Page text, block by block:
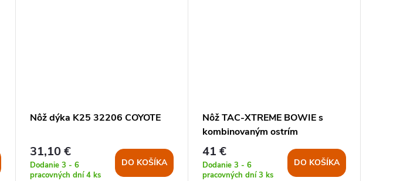
Nôž dýka K25 32206 COYOTE
31,10 €
Dodanie 3 - 6
pracovných dní4 ks
DO KOŠÍKA
Nôž TAC-XTREME BOWIE s
kombinovaným ostrím
PIESKOVÝ
41 €
Dodanie 3 - 6
pracovných dní3 ks
DO KOŠÍKA